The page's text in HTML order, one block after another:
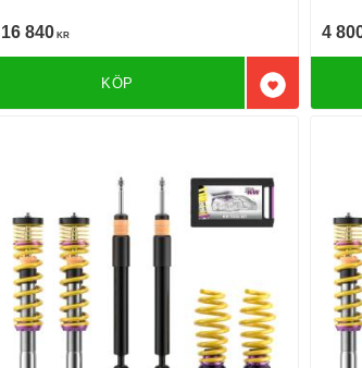
16 840 KR
Lägg till i
KÖP
4